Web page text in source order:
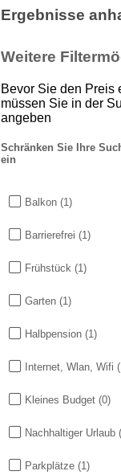
Ergebnisse
Weitere
Bevor Sie den Preis
müssen Sie in der
angeben
Schränken Sie Ihre
ein
Balkon (1)
Barrierefrei (1)
Frühstück (1)
Garten (1)
Halbpension (1)
Internet, Wlan, Wifi
Kleines Budget (0)
Nachhaltiger Urlaub
Parkplätze (1)